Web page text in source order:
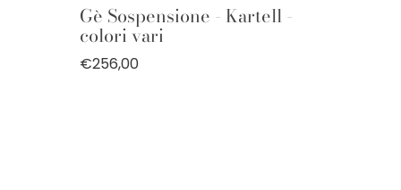
Gè Sospensione - Kartell -
colori vari
€256,00